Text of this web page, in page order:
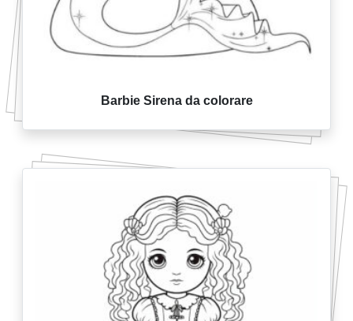
Barbie Sirena da colorare